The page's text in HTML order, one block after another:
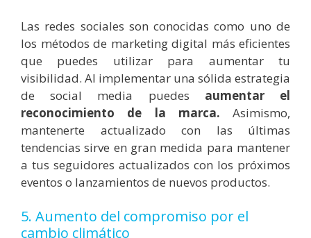
Las redes sociales son conocidas como uno de
los métodos de marketing digital más eficientes
que puedes utilizar para aumentar tu
visibilidad. Al implementar una sólida estrategia
de social media puedes aumentar el
reconocimiento de la marca. Asimismo,
mantenerte actualizado con las últimas
tendencias sirve en gran medida para mantener
a tus seguidores actualizados con los próximos
eventos o lanzamientos de nuevos productos.
5. Aumento del compromiso por el
cambio climático